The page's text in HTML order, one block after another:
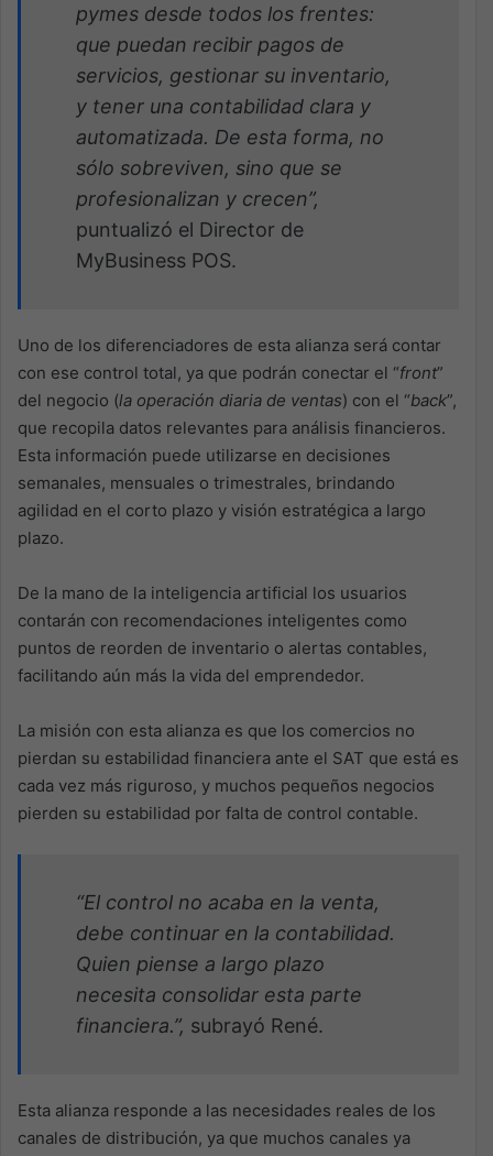
pymes desde todos los frentes:
que puedan recibir pagos de
servicios, gestionar su inventario,
y tener una contabilidad clara y
automatizada. De esta forma, no
sólo sobreviven, sino que se
profesionalizan y crecen”,
puntualizó el Director de
MyBusiness POS.
Uno de los diferenciadores de esta alianza será contar
con ese control total, ya que podrán conectar el “front”
del negocio (la operación diaria de ventas) con el “back”,
que recopila datos relevantes para análisis financieros.
Esta información puede utilizarse en decisiones
semanales, mensuales o trimestrales, brindando
agilidad en el corto plazo y visión estratégica a largo
plazo.
De la mano de la inteligencia artificial los usuarios
contarán con recomendaciones inteligentes como
puntos de reorden de inventario o alertas contables,
facilitando aún más la vida del emprendedor.
La misión con esta alianza es que los comercios no
pierdan su estabilidad financiera ante el SAT que está es
cada vez más riguroso, y muchos pequeños negocios
pierden su estabilidad por falta de control contable.
“El control no acaba en la venta,
debe continuar en la contabilidad.
Quien piense a largo plazo
necesita consolidar esta parte
financiera.”, subrayó René.
Esta alianza responde a las necesidades reales de los
canales de distribución, ya que muchos canales ya